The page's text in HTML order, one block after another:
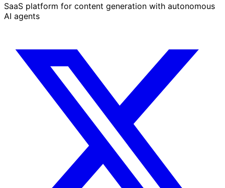
SaaS platform for content generation with autonomous
AI agents